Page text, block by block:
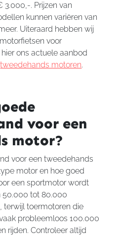
. Prijzen van
kunnen variëren van
Uiteraard hebben wij
voor
ons actuele aanbod
tweedehands motoren.
voor een
motor?
voor een tweedehands
motor en hoe goed
een sportmotor wordt
50.000 tot 80.000
terwijl toermotoren die
probleemloos 100.000
rijden. Controleer altijd